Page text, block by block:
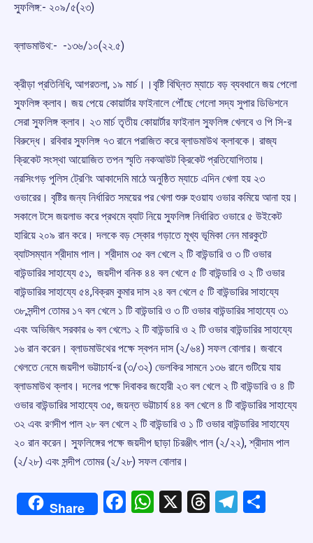
স্ফুলিঙ্গ:-‌ ২০৯/‌৫(২৩)
ব্লাডমাউথ:- -‌১৩৬/১০(২২.৫)
ক্রীড়া প্রতিনিধি, আগরতলা, ১৯ মার্চ।।বৃষ্টি বিঘ্নিত ম্যাচে বড় ব্যবধানে জয় পেলো
স্ফুলিঙ্গ ক্লাব। জয় পেয়ে কোয়ার্টার ফাইনালে পৌঁছে গেলো সদ্য সুপার ডিভিশনে
সেরা স্ফুলিঙ্গ ক্লাব। ২৩ মার্চ তৃতীয় কোয়ার্টার ফাইনাল স্ফুলিঙ্গ খেলবে ও পি সি-‌র
বিরুদ্ধে। রবিবার স্ফুলিঙ্গ ৭৩ রানে পরাজিত করে ব্লাডমাউথ ক্লাবকে। রাজ্য
ক্রিকেট সংস্থা আয়োজিত তপন স্মৃতি নকআউট ক্রিকেট প্রতিযোগিতায়।
নরসিংগড় পুলিস ট্রেণিং আকাদেমি মাঠে অনুষ্ঠিত ম্যাচে এদিন খেলা হয় ২৩
ওভারের। বৃষ্টির জন্য নির্ধারিত সময়ের পর খেলা শুরু হওয়ায ওভার কমিয়ে আনা হয়।
সকালে টসে জয়লাভ করে প্রথমে ব্যাট নিয়ে স্ফুলিঙ্গ নির্ধারিত ওভারে ৫ উইকেট
হারিয়ে ২০৯ রান করে। দলকে বড় স্কোর গড়াতে মূখ্য ভূমিকা নেন মারকুটে
ব্যাটসম্যান শ্রীদাম পাল। শ্রীদাম ৩৫ বল খেলে ২ টি বাউন্ডারি ও ৩ টি ওভার
বাউন্ডারির সাহায্যে ৫১, জয়দীপ বনিক ৪৪ বল খেলে ৫ টি বাউন্ডারি ও ২ টি ওভার
বাউন্ডারির সাহায্যে ৫৪,বিক্রম কুমার দাস ২৪ বল খেলে ৫ টি বাউন্ডারির সাহায্যে
৩৮,সন্দীপ তোমর ১৭ বল খেলে ১ টি বাউন্ডারি ও ৩ টি ওভার বাউন্ডারির সাহায্যে ৩১
এবং অভিজিৎ সরকার ৬ বল খেলে১ ২ টি বাউন্ডারি ও ২ টি ওভার বাউন্ডারির সাহায্যে
১৬ রান করেন। ব্লাডমাউথের পক্ষে স্বপন দাস (‌২/‌৬৪) সফল বোলার। জবাবে
খেলতে নেমে জয়দীপ ভট্টাচার্য-‌র (‌৩/‌৩২) ভেলকির সামনে ১৩৬ রানে গুটিয়ে যায়
ব্লাডমাউথ ক্লাব। দলের পক্ষে দিবাকর জহোরী ২৩ বল খেলে ২ টি বাউন্ডারি ও ৪ টি
ওভার বাউন্ডারির সাহায্যে ৩৫, জয়ন্ত ভট্টাচার্য ৪৪ বল খেলে ৪ টি বাউন্ডারির সাহায্যে
৩২ এবং রণদীপ পাল ২৮ বল খেলে ২ টি বাউন্ডারি ও ১ টি ওভার বাউন্ডারির সাহায্যে
‌‌২০ রান করেন। স্ফুলিঙ্গের পক্ষে জয়দীপ ছাড়া চিরঞ্জীৎ পাল (‌২/‌২২), শ্রীদাম পাল
(‌২/‌২৮) এবং সন্দীপ তোমর (‌২/‌২৮) সফল বোলার।‌‌ ‌
Share Facebook
WhatsApp
X Threads